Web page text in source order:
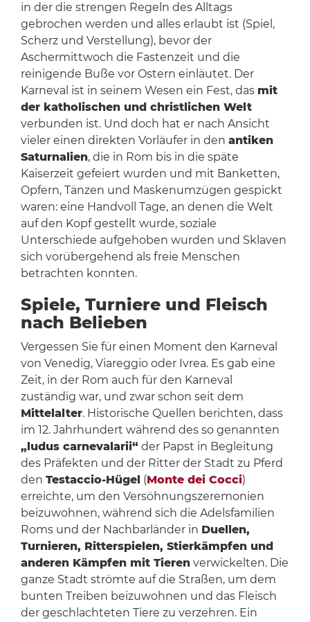
in der die strengen Regeln des Alltags
gebrochen werden und alles erlaubt ist (Spiel,
Scherz und Verstellung), bevor der
Aschermittwoch die Fastenzeit und die
reinigende Buße vor Ostern einläutet. Der
Karneval ist in seinem Wesen ein Fest, das mit
der katholischen und christlichen Welt
verbunden ist. Und doch hat er nach Ansicht
vieler einen direkten Vorläufer in den antiken
Saturnalien, die in Rom bis in die späte
Kaiserzeit gefeiert wurden und mit Banketten,
Opfern, Tänzen und Maskenumzügen gespickt
waren: eine Handvoll Tage, an denen die Welt
auf den Kopf gestellt wurde, soziale
Unterschiede aufgehoben wurden und Sklaven
sich vorübergehend als freie Menschen
betrachten konnten.
Spiele, Turniere und Fleisch
nach Belieben
Vergessen Sie für einen Moment den Karneval
von Venedig, Viareggio oder Ivrea. Es gab eine
Zeit, in der Rom auch für den Karneval
zuständig war, und zwar schon seit dem
Mittelalter. Historische Quellen berichten, dass
im 12. Jahrhundert während des so genannten
„ludus carnevalarii“der Papst in Begleitung
des Präfekten und der Ritter der Stadt zu Pferd
den Testaccio-Hügel (Monte dei Cocci)
erreichte, um den Versöhnungszeremonien
beizuwohnen, während sich die Adelsfamilien
Roms und der Nachbarländer in Duellen,
Turnieren, Ritterspielen, Stierkämpfen und
anderen Kämpfen mit Tierenverwickelten. Die
ganze Stadt strömte auf die Straßen, um dem
bunten Treiben beizuwohnen und das Fleisch
der geschlachteten Tiere zu verzehren. Ein